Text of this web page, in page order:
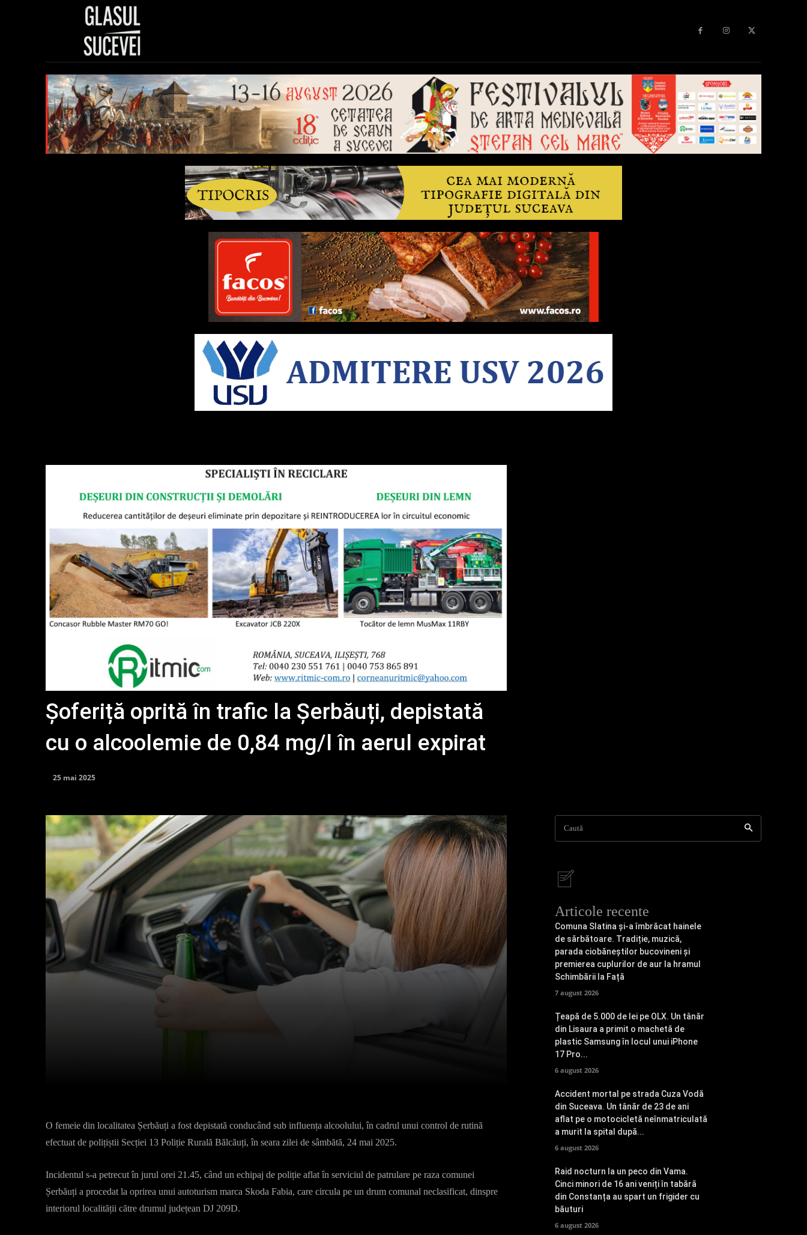
Șoferiță oprită în trafic la Șerbăuți, depistată
cu o alcoolemie de 0,84 mg/l în aerul expirat
25 mai 2025
O femeie din localitatea Șerbăuți a fost depistată conducând sub influența alcoolului, în cadrul unui control de rutină
efectuat de polițiștii Secției 13 Poliție Rurală Bălcăuți, în seara zilei de sâmbătă, 24 mai 2025.
Incidentul s-a petrecut în jurul orei 21.45, când un echipaj de poliție aflat în serviciul de patrulare pe raza comunei
Șerbăuți a procedat la oprirea unui autoturism marca Skoda Fabia, care circula pe un drum comunal neclasificat, dinspre
interiorul localității către drumul județean DJ 209D.
Caută
Articole recente
Comuna Slatina și-a îmbrăcat hainele
de sărbătoare. Tradiție, muzică,
parada ciobăneștilor bucovineni și
premierea cuplurilor de aur la hramul
Schimbării la Față
7 august 2026
Țeapă de 5.000 de lei pe OLX. Un tânăr
din Lisaura a primit o machetă de
plastic Samsung în locul unui iPhone
17 Pro...
6 august 2026
Accident mortal pe strada Cuza Vodă
din Suceava. Un tânăr de 23 de ani
aflat pe o motocicletă neînmatriculată
a murit la spital după...
6 august 2026
Raid nocturn la un peco din Vama.
Cinci minori de 16 ani veniți în tabără
din Constanța au spart un frigider cu
băuturi
6 august 2026